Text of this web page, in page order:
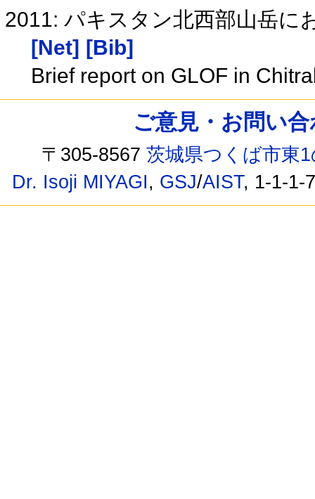
2011: パキスタン北西部山岳に
[Net] [Bib]
Brief report on GLOF in
ご意見・お問い
〒305-8567茨城県つくば市東
Dr. Isoji MIYAGI, GSJ/AIST, 1-1-1-